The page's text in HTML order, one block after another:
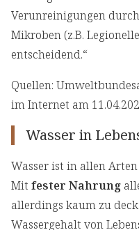
Verunreinigungen
Mikroben (z.B.
entscheidend.“
Quellen:
im Internet am
Wasser in
Wasser ist in allen
Mit fester Nahrung
allerdings kaum zu
Wassergehalt von